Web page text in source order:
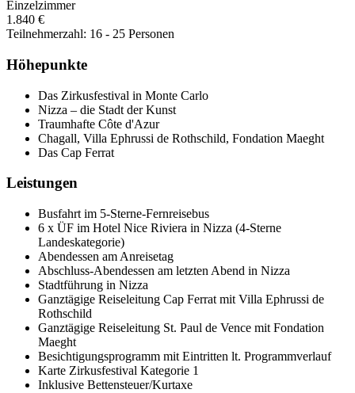
Einzelzimmer
1.840 €
Teilnehmerzahl: 16 - 25 Personen
Höhepunkte
Das Zirkusfestival in Monte Carlo
Nizza – die Stadt der Kunst
Traumhafte Côte d'Azur
Chagall, Villa Ephrussi de Rothschild, Fondation Maeght
Das Cap Ferrat
Leistungen
Busfahrt im 5-Sterne-Fernreisebus
6 x ÜF im Hotel Nice Riviera in Nizza (4-Sterne
Landeskategorie)
Abendessen am Anreisetag
Abschluss-Abendessen am letzten Abend in Nizza
Stadtführung in Nizza
Ganztägige Reiseleitung Cap Ferrat mit Villa Ephrussi de
Rothschild
Ganztägige Reiseleitung St. Paul de Vence mit Fondation
Maeght
Besichtigungsprogramm mit Eintritten lt. Programmverlauf
Karte Zirkusfestival Kategorie 1
Inklusive Bettensteuer/Kurtaxe